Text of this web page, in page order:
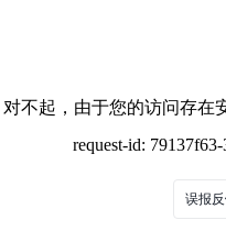
对不起，由于您的访问存在
request-id:
误报